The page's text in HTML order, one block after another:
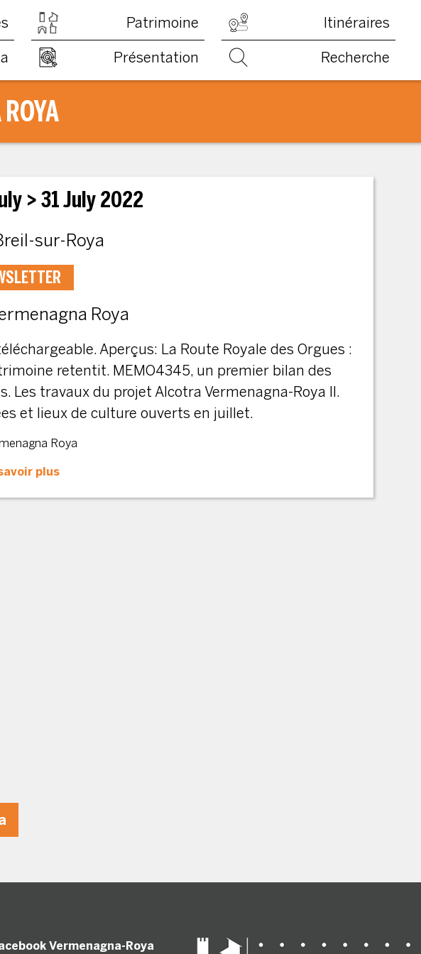
Patrimoine Itinéraires
Présentation Recherche
> 31 July 2022
sur-Roya
Roya
Aperçus: La Route Royale des Orgues :
retentit. MEMO4345, un premier bilan des
Les travaux du projet Alcotra Vermenagna-Roya II.
et lieux de culture ouverts en juillet.
Roya
plus
Vermenagna-Roya